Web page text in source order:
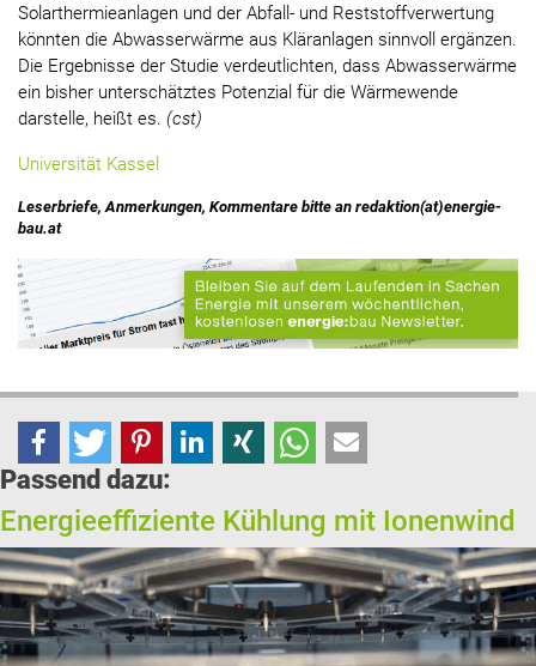
Solarthermieanlagen und der Abfall- und Reststoffverwertung
könnten die Abwasserwärme aus Kläranlagen sinnvoll ergänzen.
Die Ergebnisse der Studie verdeutlichten, dass Abwasserwärme
ein bisher unterschätztes Potenzial für die Wärmewende
darstelle, heißt es. (cst)
Universität Kassel
Leserbriefe, Anmerkungen, Kommentare bitte an redaktion(at)energie-
bau.at
Passend dazu:
Energieeffiziente Kühlung mit Ionenwind